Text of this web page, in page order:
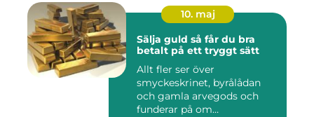
10. maj
Sälja guld så får du bra
betalt på ett tryggt sätt
Allt fler ser över
smyckeskrinet, byrålådan
och gamla arvegods och
funderar på om